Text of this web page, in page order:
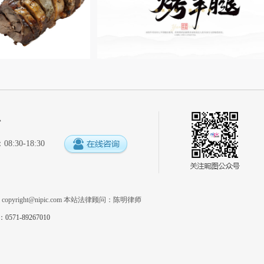
08:30-18:30
copyright@nipic.com 本站法律顾问：陈明律师
89267010